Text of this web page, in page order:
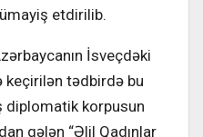
etdirilib.
İsveçdəki
keçirilən tədbirdə bu
diplomatik korpusun
gələn “Əlil Qadınlar